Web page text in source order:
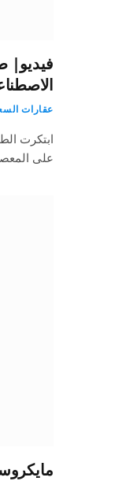
فيديو|
عقارات
ابتكرت
على